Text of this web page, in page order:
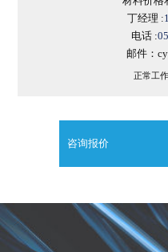
丁经理 :
电话 :
邮件：
正常工
咨询报价
进